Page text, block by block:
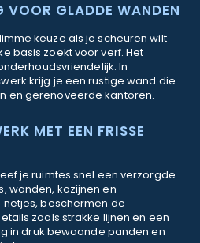
VOOR GLADDE WANDEN
keuze als je scheuren wilt
basis zoekt voor verf. Het
In
krijg je een rustige wand die
en gerenoveerde kantoren.
MET EEN FRISSE
je ruimtes snel een verzorgde
wanden, kozijnen en
beschermen de
zoals strakke lijnen en een
in druk bewoonde panden en